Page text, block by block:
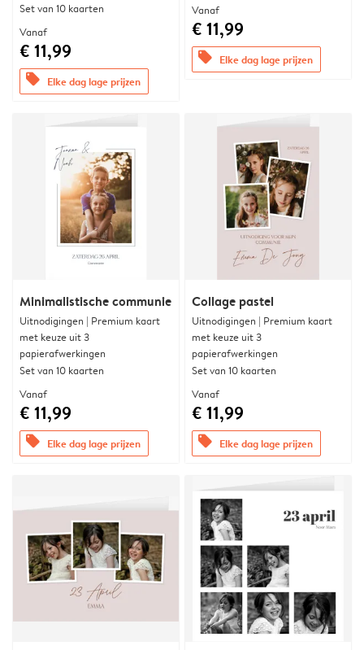
Set van 10 kaarten
Vanaf
€ 11,99
offers Elke dag lage prijzen
Vanaf
€ 11,99
offers Elke dag lage prijzen
Minimalistische communie
Uitnodigingen | Premium kaart
met keuze uit 3
papierafwerkingen
Set van 10 kaarten
Vanaf
€ 11,99
offers Elke dag lage prijzen
Collage pastel
Uitnodigingen | Premium kaart
met keuze uit 3
papierafwerkingen
Set van 10 kaarten
Vanaf
€ 11,99
offers Elke dag lage prijzen